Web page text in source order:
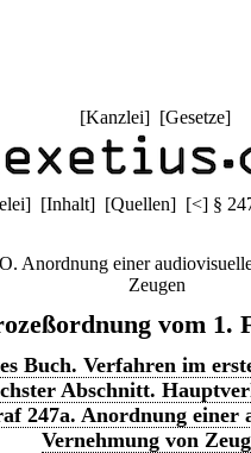
[Kanzlei] [Gesetze]
] [Inhalt] [Quellen] [<] §
Anordnung einer
Zeugen
vom 1.
Buch. Verfahren im
Abschnitt.
247a. Anordnung einer
Vernehmung von